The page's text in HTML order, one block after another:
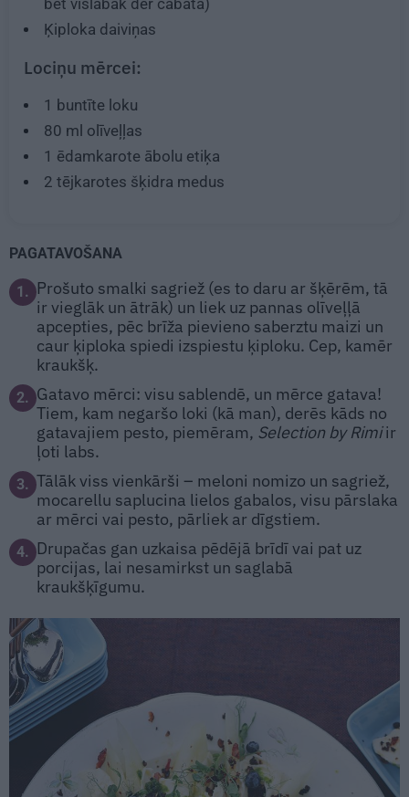
Ķiploka daiviņas
Lociņu mērcei:
1 buntīte loku
80 ml olīveļļas
1 ēdamkarote ābolu etiķa
2 tējkarotes šķidra medus
PAGATAVOŠANA
1.
Prošuto smalki sagriež (es to daru ar šķērēm, tā
ir vieglāk un ātrāk) un liek uz pannas olīveļļā
apcepties, pēc brīža pievieno saberztu maizi un
caur ķiploka spiedi izspiestu ķiploku. Cep, kamēr
kraukšķ.
2. Gatavo mērci: visu sablendē, un mērce gatava!
Tiem, kam negaršo loki (kā man), derēs kāds no
gatavajiem pesto, piemēram, Selection by Rimiir
ļoti labs.
3. Tālāk viss vienkārši – meloni nomizo un sagriež,
mocarellu saplucina lielos gabalos, visu pārslaka
ar mērci vai pesto, pārliek ar dīgstiem.
4.
Drupačas gan uzkaisa pēdējā brīdī vai pat uz
porcijas, lai nesamirkst un saglabā
kraukšķīgumu.